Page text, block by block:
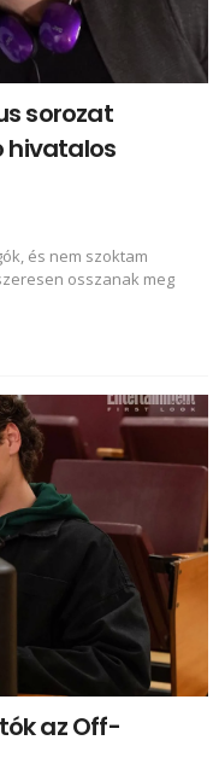
sorozat
hivatalos
és nem szoktam
osszanak meg
az Off-